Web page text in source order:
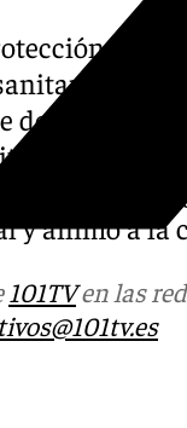
desplazó
de
y animó a
101TVen las